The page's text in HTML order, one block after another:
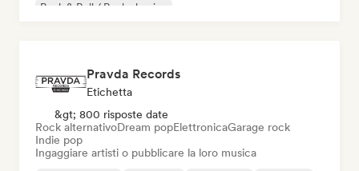
Rock & Roll / Rock classico
Pravda Records
Etichetta
&gt; 800 risposte date
Rock alternativoDream popElettronicaGarage rock
Indie pop
Ingaggiare artisti o pubblicare la loro musica